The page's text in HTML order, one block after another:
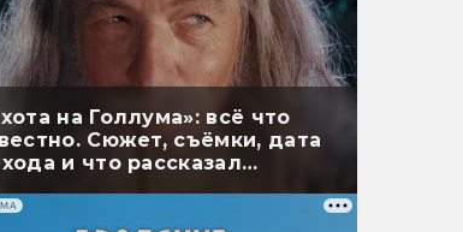
на Голлума»: всё что
Сюжет, съёмки, дата
и что рассказал